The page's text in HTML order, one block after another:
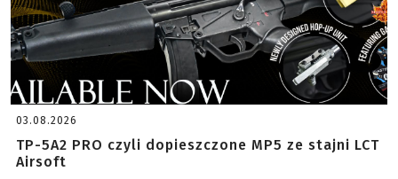
03.08.2026
TP-5A2 PRO czyli dopieszczone MP5 ze stajni LCT
Airsoft